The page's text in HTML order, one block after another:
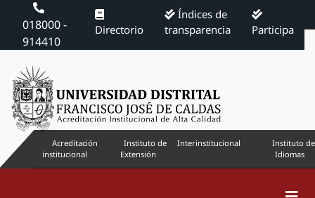
018000 -
914410
Directorio
Índices de
transparencia
Participa
Acreditación
institucional
Instituto de
Extensión
Interinstitucional
Instituto de
Idiomas